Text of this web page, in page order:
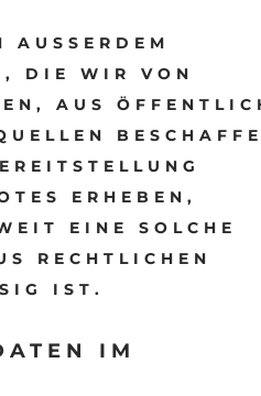
AUSSERDEM
DIE WIR VON
AUS
ERHEBEN,
EINE SOLCHE
RECHTLICHEN
IST.
IM